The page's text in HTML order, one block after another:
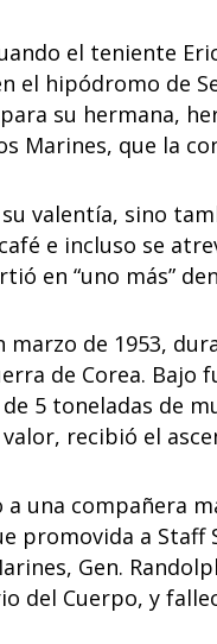
el teniente
el hipódromo de
su hermana,
Marines, que la
valentía, sino
e incluso se
en “uno más”
de 1953,
de Corea. Bajo
5 toneladas de
recibió el
una compañera
promovida a
Gen.
del Cuerpo, y